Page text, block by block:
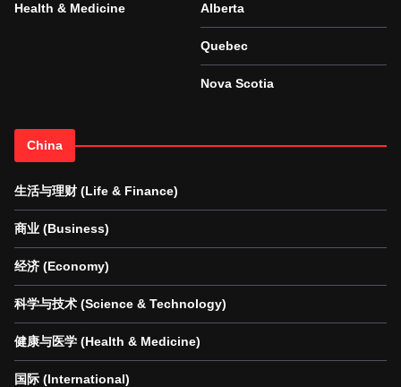
Health & Medicine Alberta
Quebec
Nova Scotia
China
生活与理财 (Life & Finance)
商业 (Business)
经济 (Economy)
科学与技术 (Science & Technology)
健康与医学 (Health & Medicine)
国际 (International)